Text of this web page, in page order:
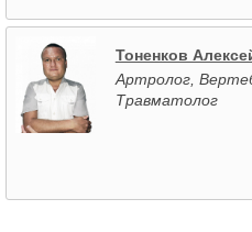
Тоненков
Артролог,
Травматолог